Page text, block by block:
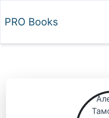
PRO Books